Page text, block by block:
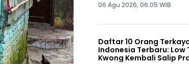
06 Agu 2026, 06:05 WIB
Daftar 10 Orang
Indonesia Terbaru: Low
Kwong Kembali Salip